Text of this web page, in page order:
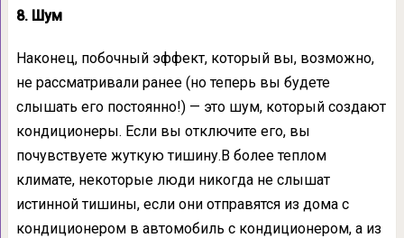
8. Шум
Наконец, побочный эффект, который вы, возможно,
не рассматривали ранее (но теперь вы будете
слышать его постоянно!) — это шум, который создают
кондиционеры. Если вы отключите его, вы
почувствуете жуткую тишину.В более теплом
климате, некоторые люди никогда не слышат
истинной тишины, если они отправятся из дома с
кондиционером в автомобиль с кондиционером, а из